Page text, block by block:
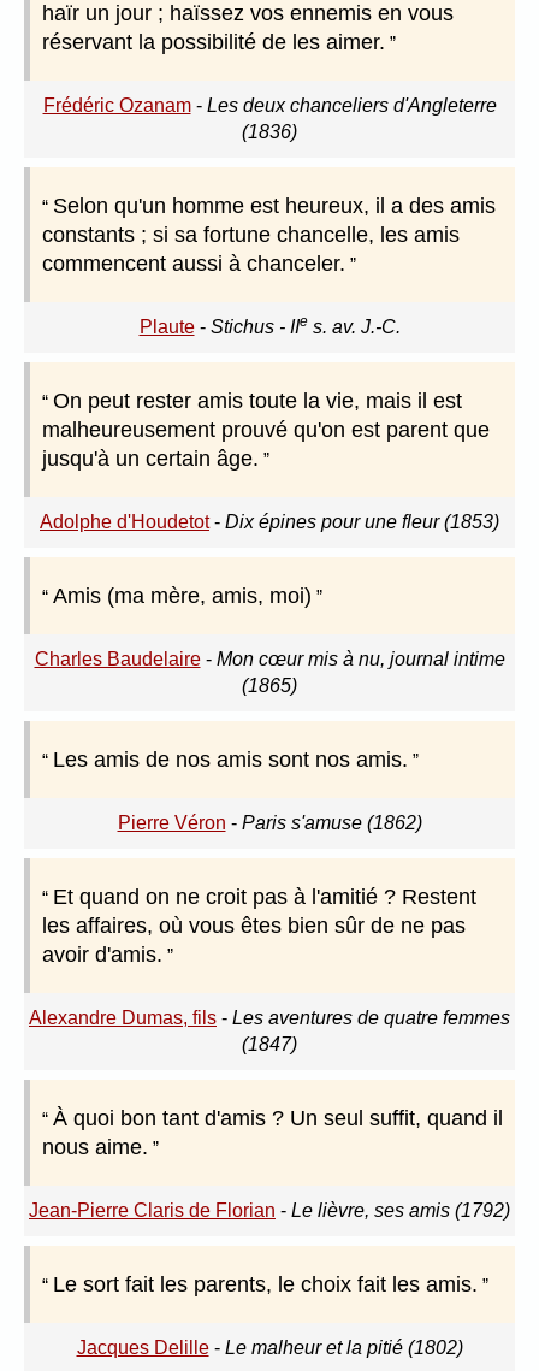
haïr un jour ; haïssez vos ennemis en vous
réservant la possibilité de les aimer.
Frédéric Ozanam- Les deux chanceliers d'Angleterre
(1836)
Selon qu'un homme est heureux, il a des amis
constants ; si sa fortune chancelle, les amis
commencent aussi à chanceler.
Plaute- Stichus - IIes. av. J.-C.
On peut rester amis toute la vie, mais il est
malheureusement prouvé qu'on est parent que
jusqu'à un certain âge.
Adolphe d'Houdetot- Dix épines pour une fleur (1853)
Amis (ma mère, amis, moi)
Charles Baudelaire- Mon cœur mis à nu, journal intime
(1865)
Les amis de nos amis sont nos amis.
Pierre Véron - Paris s'amuse (1862)
Et quand on ne croit pas à l'amitié ? Restent
les affaires, où vous êtes bien sûr de ne pas
avoir d'amis.
Alexandre Dumas, fils - Les aventures de quatre femmes
(1847)
À quoi bon tant d'amis ? Un seul suffit, quand il
nous aime.
Jean-Pierre Claris de Florian - Le lièvre, ses amis (1792)
Le sort fait les parents, le choix fait les amis.
Jacques Delille- Le malheur et la pitié (1802)